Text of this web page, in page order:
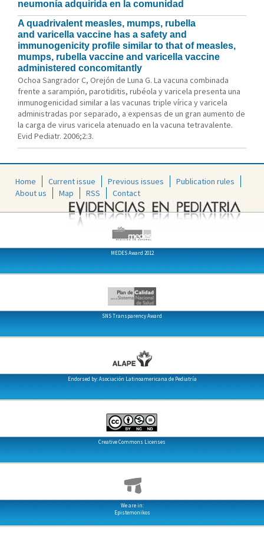
neumonía adquirida en la comunidad
A quadrivalent measles, mumps, rubella
and varicella vaccine has a safety and
immunogenicity profile similar to that of measles,
mumps, rubella vaccine and varicella vaccine
administered concomitantly
Ochoa Sangrador C, Orejón de Luna G. La vacuna combinada
frente a sarampión, parotiditis, rubéola y varicela presenta una
inmunogenicidad similar a las vacunas triple vírica y varicela
administradas por separado, a expensas de un gran aumento de
la carga de virus varicela atenuado en la vacuna tetravalente.
Evid Pediatr. 2006;2:3.
Home Current issue Previous issues
Publication rules
About us
Map RSS Contact
MEDES Award 2012
SNS Transparency Award
Endorsed by: Asociación Latinoamericana de Pediatría
Creative Commons Licenses
We are in:
Epistemonikos